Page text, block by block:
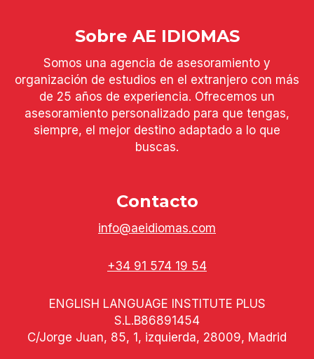
Sobre AE IDIOMAS
Somos una agencia de asesoramiento y
organización de estudios en el extranjero con más
de 25 años de experiencia. Ofrecemos un
asesoramiento personalizado para que tengas,
siempre, el mejor destino adaptado a lo que
buscas.
Contacto
info@aeidiomas.com
+34 91 574 19 54
ENGLISH LANGUAGE INSTITUTE PLUS
S.L.B86891454
C/Jorge Juan, 85, 1, izquierda, 28009, Madrid